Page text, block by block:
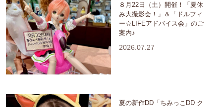
８月22日（土）開催！「夏休
み大撮影会！」＆「ドルフィ
ー☆LIFEアドバイス会」のご
案内♪
2026.07.27
夏の新作DD「ちみっこDD ク